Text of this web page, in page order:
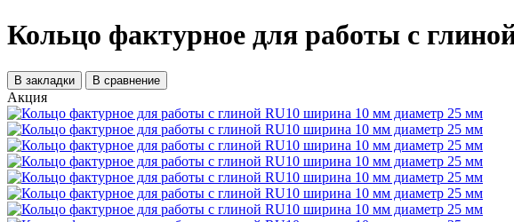
Кольцо фактурное для работы с
В закладки В сравнение
Акция